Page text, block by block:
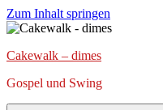
Zum Inhalt springen
Cakewalk – dimes
Gospel und Swing